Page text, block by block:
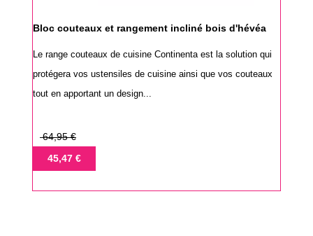
Bloc couteaux et rangement incliné bois d'hévéa
Le range couteaux de cuisine Continenta est la solution qui
protégera vos ustensiles de cuisine ainsi que vos couteaux
tout en apportant un design...
Prix
base
64,95 €
Prix45,47 €